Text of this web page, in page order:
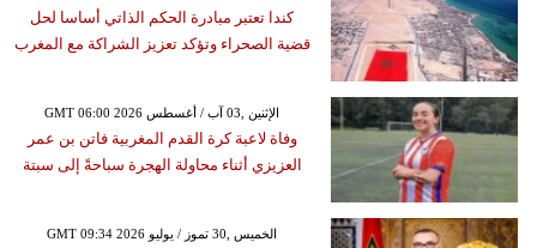
كندا تعتبر مبادرة الحكم الذاتي أساسا لحل
قضية الصحراء وتؤكد تعزيز الشراكة مع المغرب
GMT 06:00 2026 الإثنين ,03 آب / أغسطس
وفاة لاعبة كرة القدم المغربية فاتن بن عمر
العزيزي أثناء محاولة الهجرة سباحةً إلى سبتة
GMT 09:34 2026 الخميس ,30 تموز / يوليو